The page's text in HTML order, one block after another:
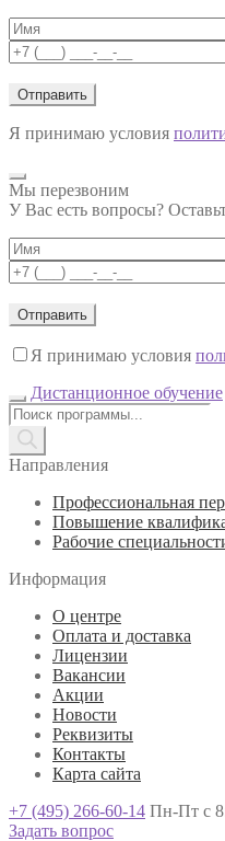
Я принимаю условия
Мы перезвоним
У Вас есть вопросы?
Я принимаю условия
Дистанционное обучение
Поиск
товаров
Направления
Профессиональная
Повышение
Рабочие
Информация
О центре
Оплата и доставка
Лицензии
Вакансии
Акции
Новости
Реквизиты
Контакты
Карта сайта
+7 (495) 266-60-14 Пн-Пт с
Задать вопрос